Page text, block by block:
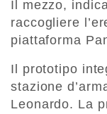
Il mezzo,
raccogliere
piattaforma
Il prototipo
stazione
Leonardo. La